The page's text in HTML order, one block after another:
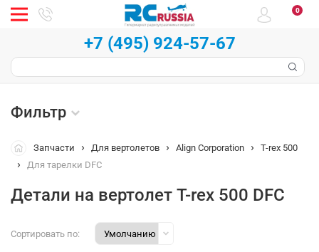
0
+7 (495) 924-57-67
Фильтр
Запчасти Для вертолетов Align Corporation
T-rex 500
Для тарелки DFC
Детали на вертолет T-rex 500 DFC
Сортировать по: